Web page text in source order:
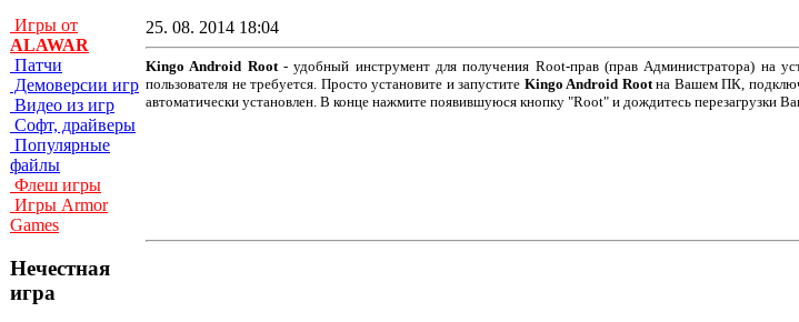
Игры от
ALAWAR
Патчи
Демоверсии игр
Видео из игр
Софт, драйверы
Популярные
файлы
Флеш игры
Игры Armor
Games
Нечестная
игра
25. 08. 2014 18:04
Kingo Android Root- удобный инструмент для получения Root-прав (прав Администратора) на
пользователя не требуется. Просто установите и запустите Kingo Android Rootна Вашем ПК,
автоматически установлен. В конце нажмите появившуюся кнопку "Root" и дождитесь перезагрузки